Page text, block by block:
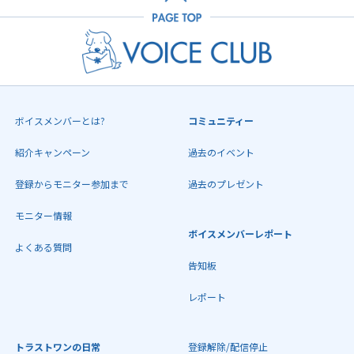
ボイスメンバーとは?
紹介キャンペーン
登録からモニター参加まで
モニター情報
よくある質問
コミュニティー
過去のイベント
過去のプレゼント
ボイスメンバーレポート
告知板
レポート
トラストワンの日常 登録解除/配信停止